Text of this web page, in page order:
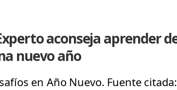
aconseja aprender
nuevo año
en Año Nuevo. Fuente